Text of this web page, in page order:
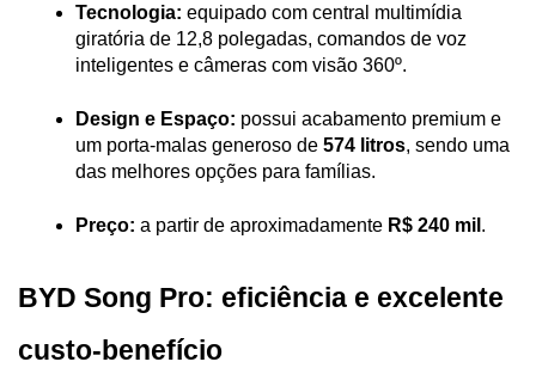
Tecnologia: equipado com central multimídia
giratória de 12,8 polegadas, comandos de voz
inteligentes e câmeras com visão 360º.
Design e Espaço: possui acabamento premium e
um porta-malas generoso de 574 litros, sendo uma
das melhores opções para famílias.
Preço: a partir de aproximadamente R$ 240 mil .
BYD Song Pro: eficiência e excelente
custo-benefício